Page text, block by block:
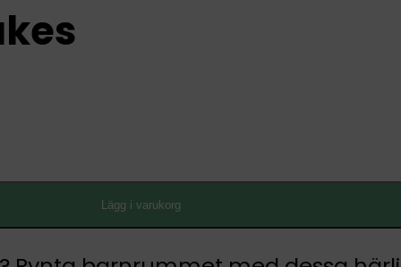
Lägg i varukorg